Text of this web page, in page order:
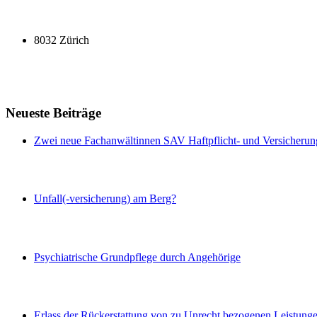
8032 Zürich
Neueste Beiträge
Zwei neue Fachanwältinnen SAV Haftpflicht- und
Unfall(-versicherung) am Berg?
Psychiatrische Grundpflege durch Angehörige